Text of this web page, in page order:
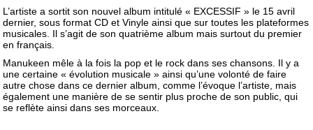
L’artiste a sortit son nouvel album intitulé « EXCESSIF » le 15 avril
dernier, sous format CD et Vinyle ainsi que sur toutes les plateformes
musicales. Il s’agit de son quatrième album mais surtout du premier
en français.
Manukeen mêle à la fois la pop et le rock dans ses chansons. Il y a
une certaine « évolution musicale » ainsi qu’une volonté de faire
autre chose dans ce dernier album, comme l’évoque l’artiste, mais
également une manière de se sentir plus proche de son public, qui
se reflète ainsi dans ses morceaux.